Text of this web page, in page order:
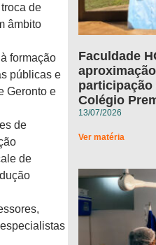
de
âmbito
formação
públicas e
Geronto e
de
de
Faculdade
participação
Colégio
13/07/2026
Ver matéria